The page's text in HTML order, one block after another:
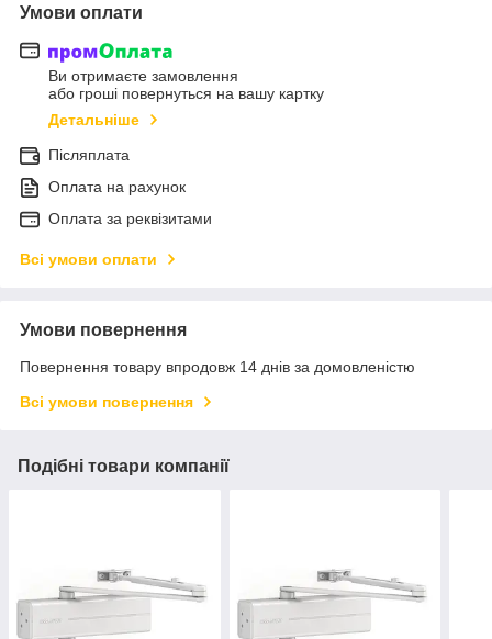
Умови оплати
Ви отримаєте замовлення
або гроші повернуться на вашу картку
Детальніше
Післяплата
Оплата на рахунок
Оплата за реквізитами
Всі умови оплати
Умови повернення
Повернення товару впродовж 14 днів за домовленістю
Всі умови повернення
Подібні товари компанії